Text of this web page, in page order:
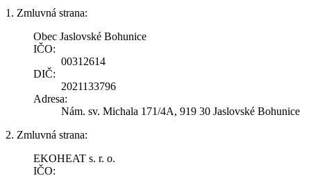
1. Zmluvná strana:
Obec Jaslovské Bohunice
IČO:
00312614
DIČ:
2021133796
Adresa:
Nám. sv. Michala 171/4A, 919 30 Jaslovské Bohunice
2. Zmluvná strana:
EKOHEAT s. r. o.
IČO: